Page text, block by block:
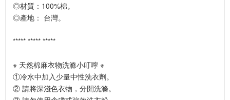
◎材質：100%棉。
◎產地： 台灣。
***** ***** *****
※ 天然棉麻衣物洗滌小叮嚀 ※
①冷水中加入少量中性洗衣劑。
② 請將深淺色衣物，分開洗滌。